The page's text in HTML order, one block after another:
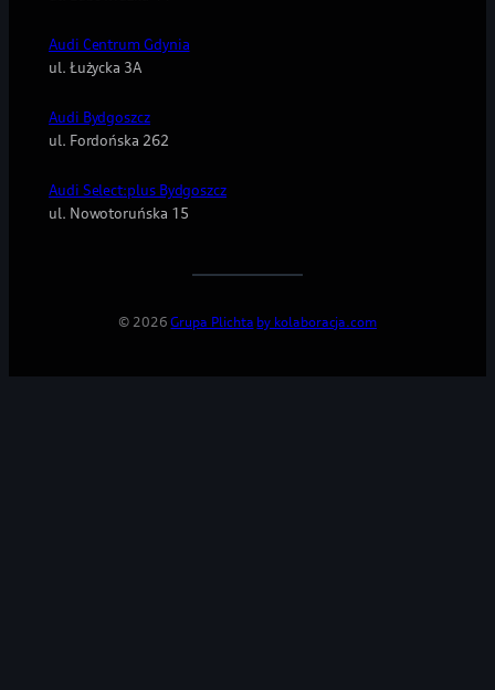
tel…
Zaznaczając
okienko
kontakt
mai…
Audi Centrum Gdynia
ul. Łużycka 3A
Audi Bydgoszcz
ul. Fordońska 262
Audi Select:plus Bydgoszcz
ul. Nowotoruńska 15
© 2026Grupa Plichta by kolaboracja.com